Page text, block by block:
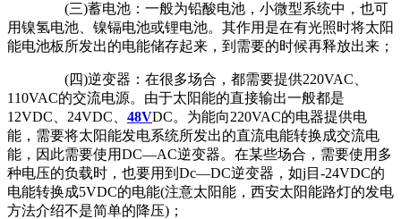
(三)蓄电池：一般为铅酸电池，小微型系统中，也可
用镍氢电池、镍镉电池或锂电池。其作用是在有光照时将太阳
能电池板所发出的电能储存起来，到需要的时候再释放出来；
(四)逆变器：在很多场合，都需要提供220VAC、
110VAC的交流电源。由于太阳能的直接输出一般都是
12VDC、24VDC、 48VDC。为能向220VAC的电器提供电
能，需要将太阳能发电系统所发出的直流电能转换成交流电
能，因此需要使用DC—AC逆变器。在某些场合，需要使用多
种电压的负载时，也要用到Dc—DC逆变器，如j目-24VDC的
电能转换成5VDC的电能(注意太阳能，西安太阳能路灯的发电
方法介绍不是简单的降压)；